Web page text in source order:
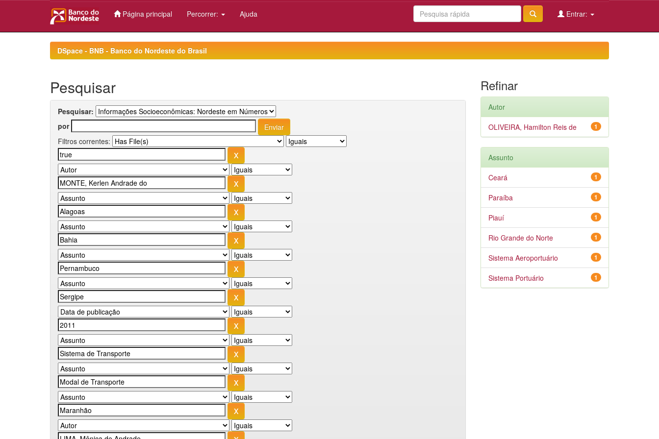
Página principal Percorrer: Ajuda Entrar:
DSpace - BNB - Banco do Nordeste do Brasil
Pesquisar
Pesquisar:
por
Filtros correntes:
Refinar
Autor
1
OLIVEIRA, Hamilton Reis de
Assunto
1
Ceará
1
Paraíba
1
Piauí
1
Rio Grande do Norte
1
Sistema Aeroportuário
1
Sistema Portuário